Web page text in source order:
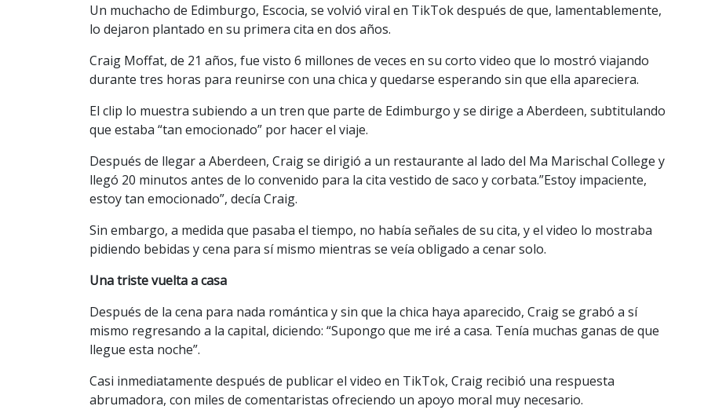
Un muchacho de Edimburgo, Escocia, se volvió viral en TikTok después de que, lamentablemente,
lo dejaron plantado en su primera cita en dos años.
Craig Moffat, de 21 años, fue visto 6 millones de veces en su corto video que lo mostró viajando
durante tres horas para reunirse con una chica y quedarse esperando sin que ella apareciera.
El clip lo muestra subiendo a un tren que parte de Edimburgo y se dirige a Aberdeen, subtitulando
que estaba “tan emocionado” por hacer el viaje.
Después de llegar a Aberdeen, Craig se dirigió a un restaurante al lado del Ma Marischal College y
llegó 20 minutos antes de lo convenido para la cita vestido de saco y corbata.”Estoy impaciente,
estoy tan emocionado”, decía Craig.
Sin embargo, a medida que pasaba el tiempo, no había señales de su cita, y el video lo mostraba
pidiendo bebidas y cena para sí mismo mientras se veía obligado a cenar solo.
​Una triste vuelta a casa
Después de la cena para nada romántica y sin que la chica haya aparecido, Craig se grabó a sí
mismo regresando a la capital, diciendo: “Supongo que me iré a casa. Tenía muchas ganas de que
llegue esta noche”.
Casi inmediatamente después de publicar el video en TikTok, Craig recibió una respuesta
abrumadora, con miles de comentaristas ofreciendo un apoyo moral muy necesario.